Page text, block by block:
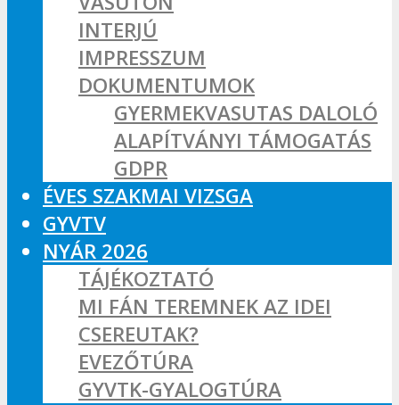
INTERJÚ
IMPRESSZUM
DOKUMENTUMOK
GYERMEKVASUTAS DALOLÓ
ALAPÍTVÁNYI TÁMOGATÁS
GDPR
ÉVES SZAKMAI VIZSGA
GYVTV
NYÁR 2026
TÁJÉKOZTATÓ
MI FÁN TEREMNEK AZ IDEI
CSEREUTAK?
EVEZŐTÚRA
GYVTK-GYALOGTÚRA